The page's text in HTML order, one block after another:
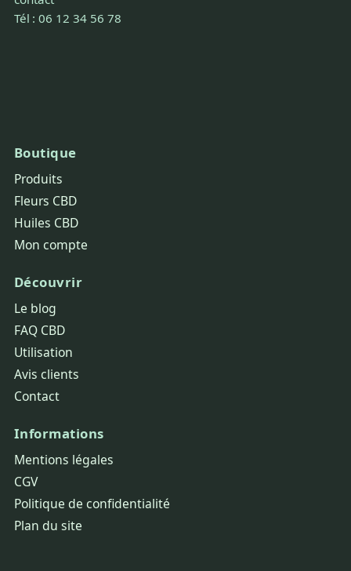
Tél : 06 12 34 56 78
Boutique
Produits
Fleurs CBD
Huiles CBD
Mon compte
Découvrir
Le blog
FAQ CBD
Utilisation
Avis clients
Contact
Informations
Mentions légales
CGV
Politique de confidentialité
Plan du site